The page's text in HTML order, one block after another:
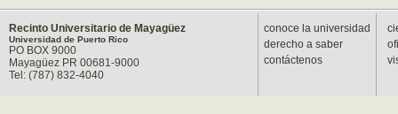
Recinto Universitario de Mayagüez
Universidad de Puerto Rico
PO BOX 9000
Mayagüez PR 00681-9000
Tel: (787) 832-4040
conoce la universidad
derecho a saber
contáctenos